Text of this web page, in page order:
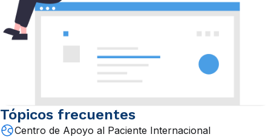
Tópicos frecuentes
Centro de Apoyo al Paciente Internacional